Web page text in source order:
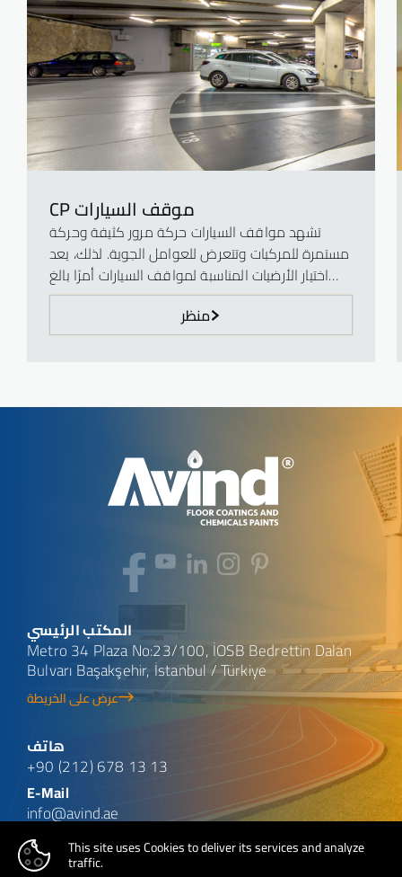
CP موقف السيارات
تشهد مواقف السيارات حركة مرور كثيفة وحركة
مستمرة للمركبات وتتعرض للعوامل الجوية. لذلك، يعد
اختيار الأرضيات المناسبة لمواقف السيارات أمرًا بالغ
الأهمية. في Avind، نحن على استعداد لجعل مواقف
السيارات الخاصة بك أكثر أمانًا ومتانة وجاذبية من
الناحية الجم...
منظر
المكتب الرئيسي
Metro 34 Plaza No:23/100, İOSB Bedrettin Dalan
Bulvarı Başakşehir, İstanbul / Türkiye
عرض على الخريطة
هاتف
+90 (212) 678 13 13
E-Mail
info@avind.ae
This site uses Cookies to deliver its services and analyze
traffic.